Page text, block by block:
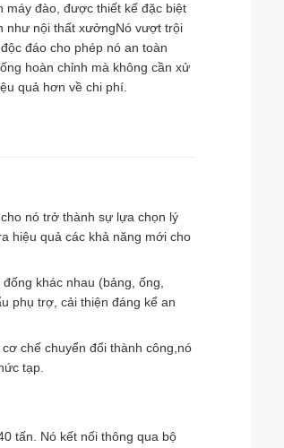
máy đào, được thiết kế đặc biệt
như nội thất xưởngNó vượt trội
đáo cho phép nó an toàn
hoàn chỉnh mà không cần xử
quả hơn về chi phí.
nó trở thành sự lựa chọn lý
hiệu quả các khả năng mới cho
khác nhau (bảng, ống,
phụ trợ, cải thiện đáng kể an
chế chuyển đổi thành công,nó
tạp.
tấn. Nó kết nối thông qua bộ